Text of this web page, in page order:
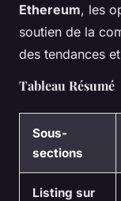
Ethereum, les
soutien de la
des tendances
Tableau Résumé
Sous-
sections
Listing sur